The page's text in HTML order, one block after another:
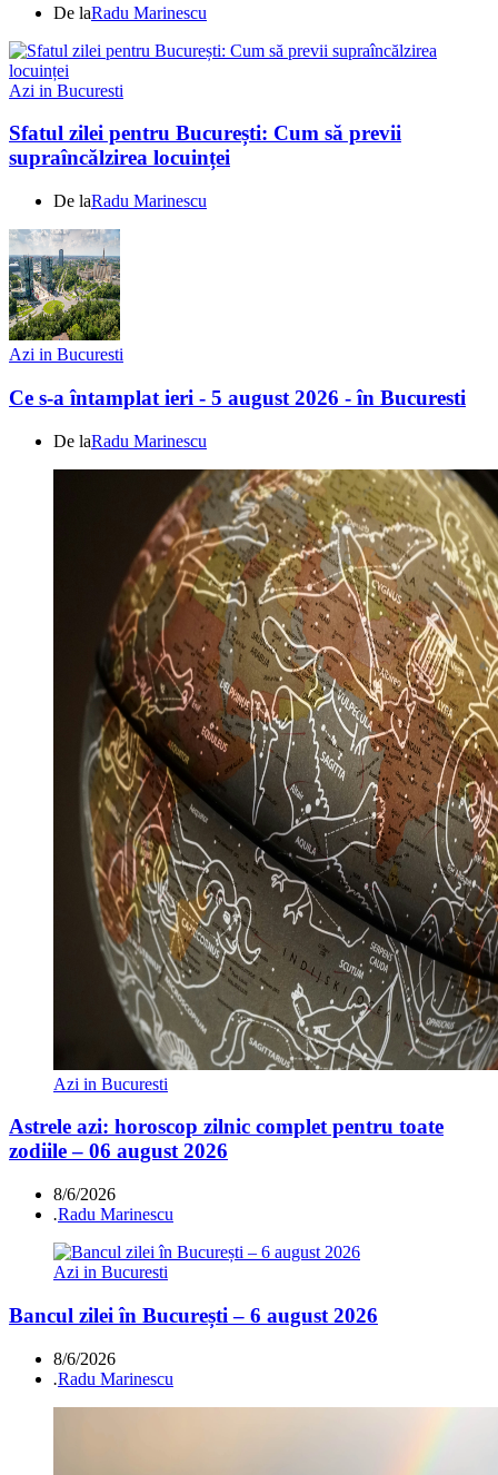
De laRadu Marinescu
Azi in Bucuresti
Sfatul zilei pentru București: Cum să previi
supraîncălzirea locuinței
De laRadu Marinescu
Azi in Bucuresti
Ce s-a întamplat ieri - 5 august 2026 - în Bucuresti
De laRadu Marinescu
Azi in Bucuresti
Astrele azi: horoscop zilnic complet pentru toate
zodiile – 06 august 2026
8/6/2026
.Radu Marinescu
Azi in Bucuresti
Bancul zilei în București – 6 august 2026
8/6/2026
.Radu Marinescu